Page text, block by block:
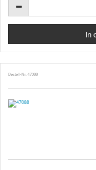
Bestell-Nr. 47088